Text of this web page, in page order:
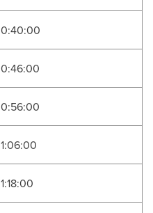
0:40:00
0:46:00
0:56:00
1:06:00
1:18:00